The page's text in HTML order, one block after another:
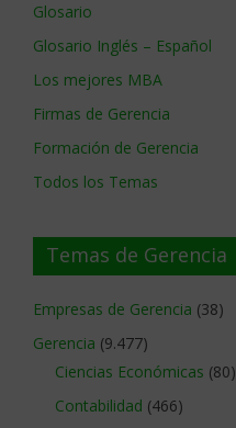
Glosario
Glosario Inglés – Español
Los mejores MBA
Firmas de Gerencia
Formación de Gerencia
Todos los Temas
Temas de Gerencia
Empresas de Gerencia (38)
Gerencia (9.477)
Ciencias Económicas (80)
Contabilidad (466)